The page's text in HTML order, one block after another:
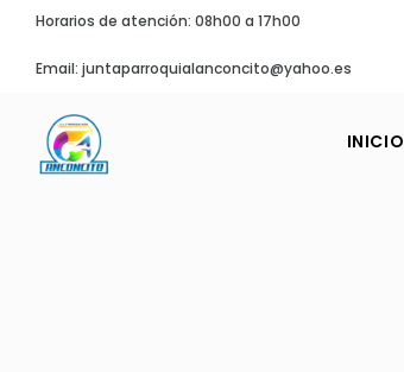
Horarios de atención: 08h00 a 17h00
Email: juntaparroquialanconcito@yahoo.es
INICIO